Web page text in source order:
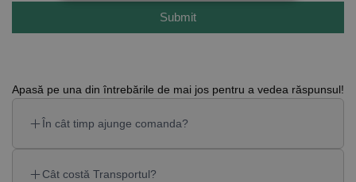
Submit
Apasă pe una din întrebările de mai jos pentru a vedea răspunsul!
În cât timp ajunge comanda?
Cât costă Transportul?